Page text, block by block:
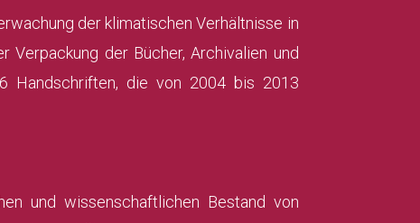
der klimatischen Verhältnisse in
Verpackung der Bücher, Archivalien und
Handschriften, die von 2004 bis 2013
und wissenschaftlichen Bestand von